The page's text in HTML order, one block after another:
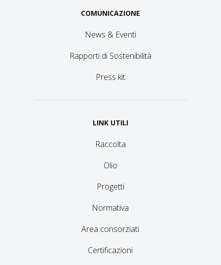
COMUNICAZIONE
News & Eventi
Rapporti di Sostenibilità
Press kit
LINK UTILI
Raccolta
Olio
Progetti
Normativa
Area consorziati
Certificazioni